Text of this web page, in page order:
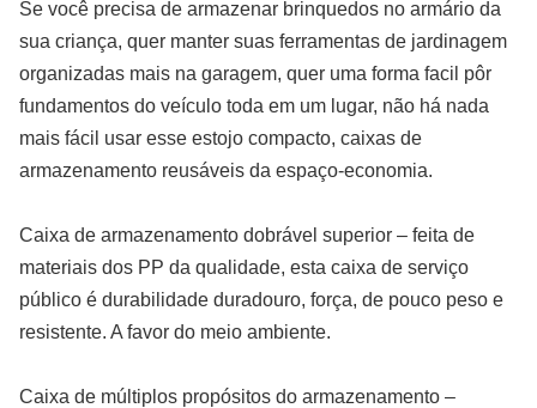
Se você precisa de armazenar brinquedos no armário da
sua criança, quer manter suas ferramentas de jardinagem
organizadas mais na garagem, quer uma forma facil pôr
fundamentos do veículo toda em um lugar, não há nada
mais fácil usar esse estojo compacto, caixas de
armazenamento reusáveis da espaço-economia.
Caixa de armazenamento dobrável superior – feita de
materiais dos PP da qualidade, esta caixa de serviço
público é durabilidade duradouro, força, de pouco peso e
resistente. A favor do meio ambiente.
Caixa de múltiplos propósitos do armazenamento –